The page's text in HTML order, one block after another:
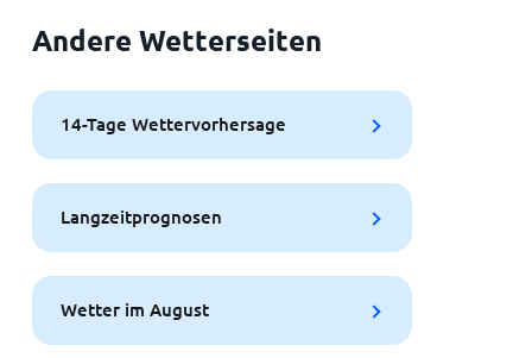
Andere Wetterseiten
14-Tage Wettervorhersage
Langzeitprognosen
Wetter im August